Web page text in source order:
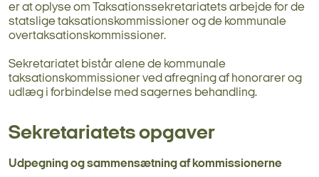
er at oplyse om Taksationssekretariatets arbejde for de
statslige taksationskommissioner og de kommunale
overtaksationskommissioner.
Sekretariatet bistår alene de kommunale
taksationskommissioner ved afregning af honorarer og
udlæg i forbindelse med sagernes behandling.
Sekretariatets opgaver
Udpegning og sammensætning af kommissionerne